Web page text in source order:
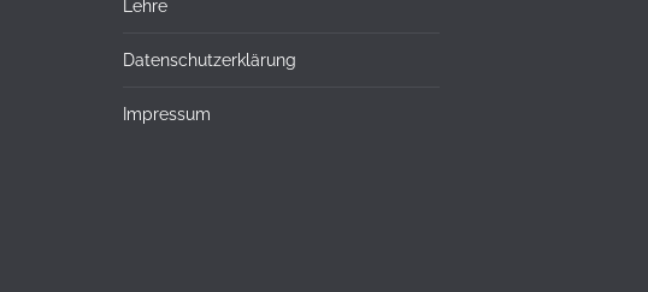
Lehre
Datenschutzerklärung
Impressum